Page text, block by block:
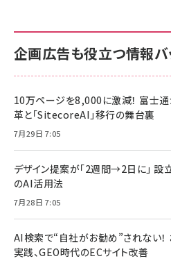
企画広告も役立つ情報バ
10万ページを8,000に激減！ 富士
革と「SitecoreAI」移行の舞台裏
7月29日 7:05
デザイン提案が「2週間→2日に」
のAI活用法
7月28日 7:05
AI検索で“自社がお勧め”されない
実践、GEO時代のECサイト改善